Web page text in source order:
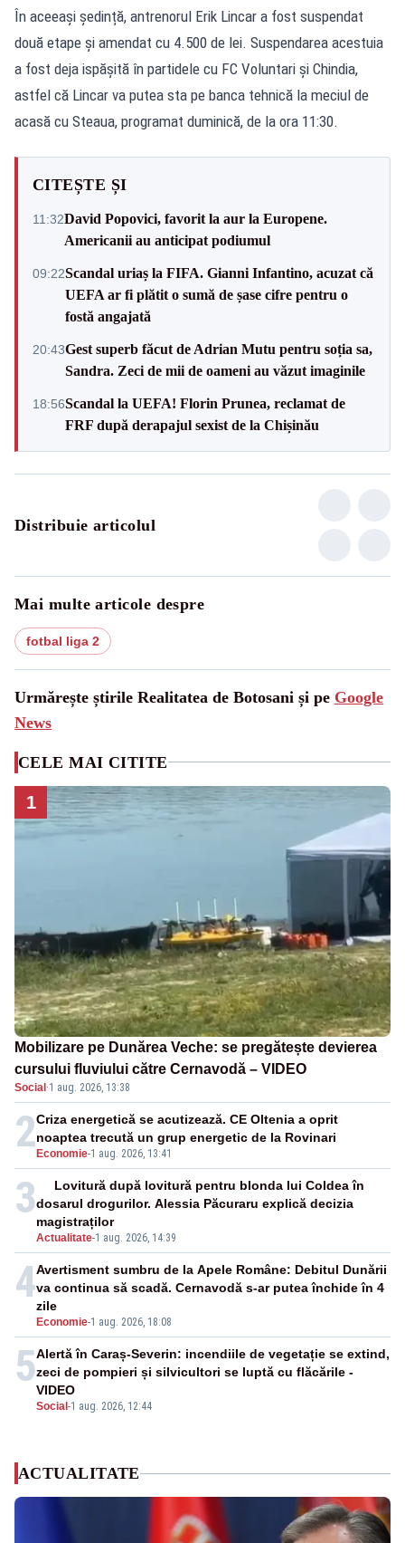
În aceeași ședință, antrenorul Erik Lincar a fost suspendat
două etape și amendat cu 4.500 de lei. Suspendarea acestuia
a fost deja ispășită în partidele cu FC Voluntari și Chindia,
astfel că Lincar va putea sta pe banca tehnică la meciul de
acasă cu Steaua, programat duminică, de la ora 11:30.
CITEȘTE ȘI
11:32David Popovici, favorit la aur la Europene.
Americanii au anticipat podiumul
09:22Scandal uriaș la FIFA. Gianni Infantino, acuzat că
UEFA ar fi plătit o sumă de șase cifre pentru o
fostă angajată
20:43Gest superb făcut de Adrian Mutu pentru soția sa,
Sandra. Zeci de mii de oameni au văzut imaginile
18:56Scandal la UEFA! Florin Prunea, reclamat de
FRF după derapajul sexist de la Chișinău
Distribuie articolul
Mai multe articole despre
fotbal liga 2
Urmărește știrile Realitatea de Botosani și pe Google
News
CELE MAI CITITE
1
Mobilizare pe Dunărea Veche: se pregătește devierea
cursului fluviului către Cernavodă – VIDEO
Social ·1 aug. 2026, 13:38
2 Economie-1 aug. 2026, 13:41
Criza energetică se acutizează. CE Oltenia a oprit
noaptea trecută un grup energetic de la Rovinari
3
Actualitate-1 aug. 2026, 14:39
Lovitură după lovitură pentru blonda lui Coldea în
dosarul drogurilor. Alessia Păcuraru explică decizia
magistraților
4
Economie-1 aug. 2026, 18:08
Avertisment sumbru de la Apele Române: Debitul Dunării
va continua să scadă. Cernavodă s-ar putea închide în 4
zile
5
Social -1 aug. 2026, 12:44
Alertă în Caraș-Severin: incendiile de vegetație se extind,
zeci de pompieri și silvicultori se luptă cu flăcările -
VIDEO
ACTUALITATE